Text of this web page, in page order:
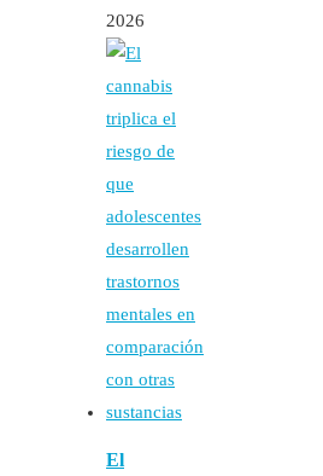
2026
El